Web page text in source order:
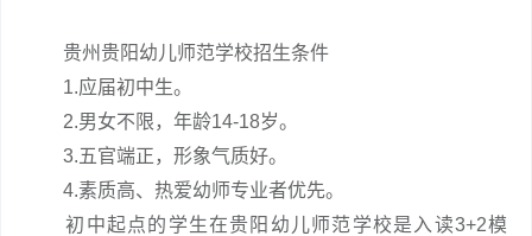
贵州贵阳幼儿师范学校招生条件
1.应届初中生。
2.男女不限，年龄14-18岁。
3.五官端正，形象气质好。
4.素质高、热爱幼师专业者优先。
初中起点的学生在贵阳幼儿师范学校是入读3+2模